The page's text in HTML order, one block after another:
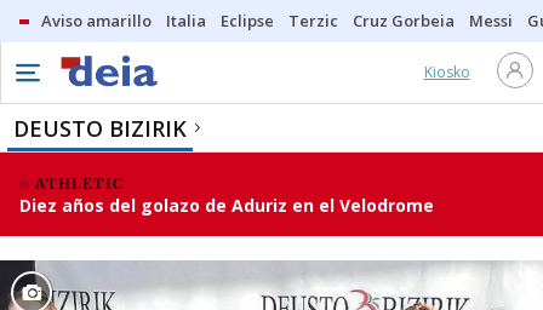
Aviso amarillo Italia Eclipse Terzic Cruz Gorbeia Messi
Kiosko
DEUSTO BIZIRIK
ATHLETIC
Diez años del golazo de Aduriz en el Velodrome